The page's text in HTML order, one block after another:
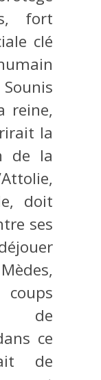
fort
clé
reine,
la
de la
doit
ses
de
ce
de